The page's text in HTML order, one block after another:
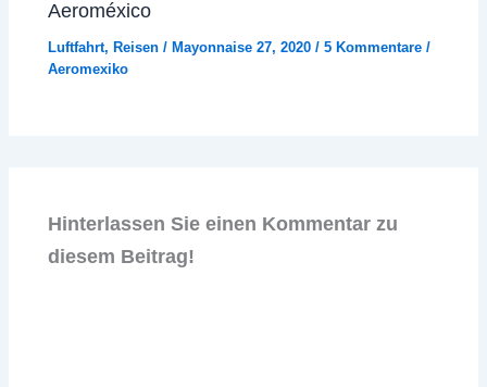
Aeroméxico
Luftfahrt, Reisen / Mayonnaise 27, 2020/5 Kommentare /
Aeromexiko
Hinterlassen Sie einen Kommentar zu
diesem Beitrag!